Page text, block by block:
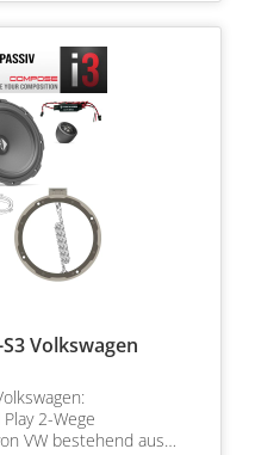
Volkswagen
2-Wege
VW bestehend aus